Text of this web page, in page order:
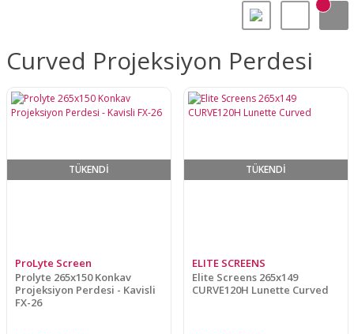
Curved Projeksiyon Perdesi
TÜKENDİ
ProLyte Screen
Prolyte 265x150 Konkav
Projeksiyon Perdesi - Kavisli
FX-26
TÜKENDİ
ELITE SCREENS
Elite Screens 265x149
CURVE120H Lunette Curved